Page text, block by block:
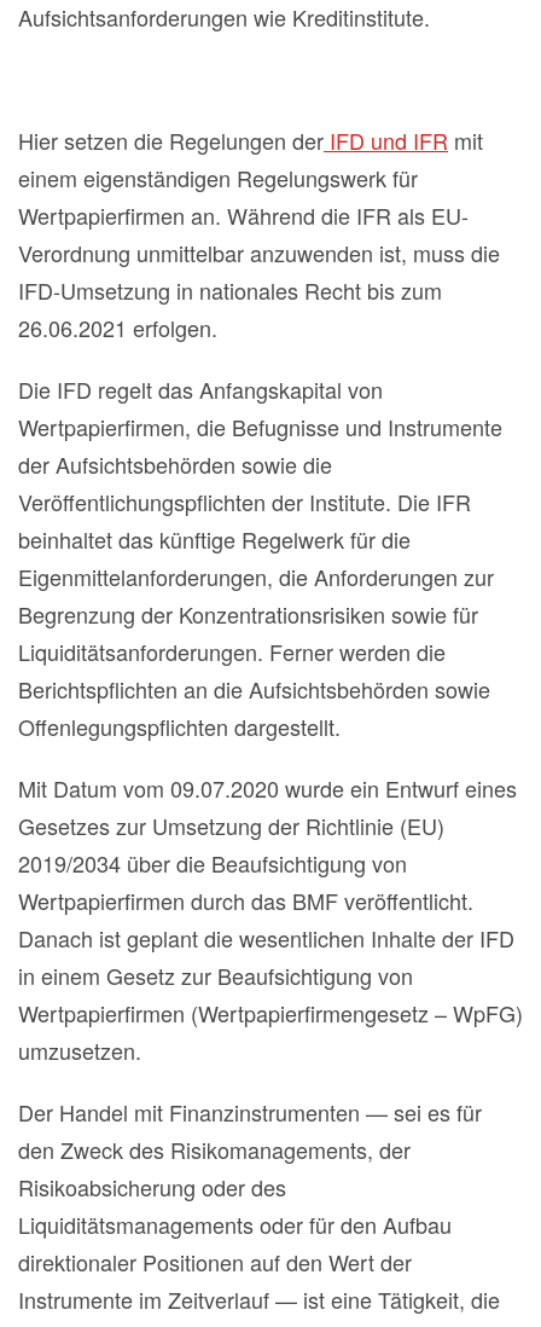
Aufsichtsanforderungen wie Kreditinstitute.
Hier setzen die Regelungen der IFD und IFR mit
einem eigenständigen Regelungswerk für
Wertpapierfirmen an. Während die IFR als EU-
Verordnung unmittelbar anzuwenden ist, muss die
IFD-Umsetzung in nationales Recht bis zum
26.06.2021 erfolgen.
Die IFD regelt das Anfangskapital von
Wertpapierfirmen, die Befugnisse und Instrumente
der Aufsichtsbehörden sowie die
Veröffentlichungspflichten der Institute. Die IFR
beinhaltet das künftige Regelwerk für die
Eigenmittelanforderungen, die Anforderungen zur
Begrenzung der Konzentrationsrisiken sowie für
Liquiditätsanforderungen. Ferner werden die
Berichtspflichten an die Aufsichtsbehörden sowie
Offenlegungspflichten dargestellt.
Mit Datum vom 09.07.2020 wurde ein Entwurf eines
Gesetzes zur Umsetzung der Richtlinie (EU)
2019/2034 über die Beaufsichtigung von
Wertpapierfirmen durch das BMF veröffentlicht.
Danach ist geplant die wesentlichen Inhalte der IFD
in einem Gesetz zur Beaufsichtigung von
Wertpapierfirmen (Wertpapierfirmengesetz – WpFG)
umzusetzen.
Der Handel mit Finanzinstrumenten — sei es für
den Zweck des Risikomanagements, der
Risikoabsicherung oder des
Liquiditätsmanagements oder für den Aufbau
direktionaler Positionen auf den Wert der
Instrumente im Zeitverlauf — ist eine Tätigkeit, die